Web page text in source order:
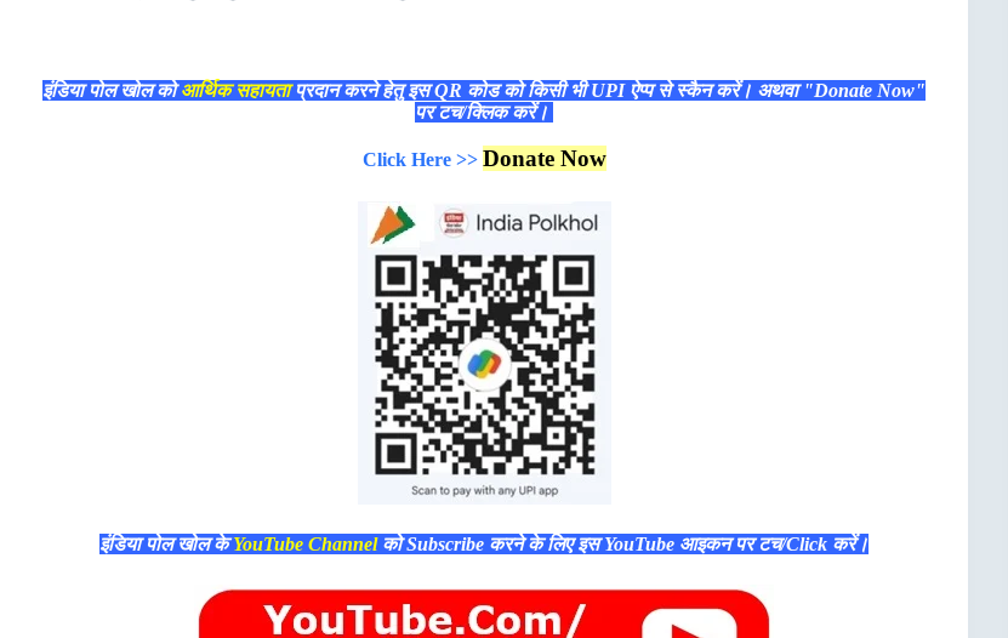
इंडिया पोल खोल कोआर्थिक सहायताप्रदान करने हेतु इस QR कोड को किसी भी UPI ऐप्प से स्कैन करें। अथवा "Donate Now"
पर टच/क्लिक करें।
Click Here >> Donate Now
इंडिया पोल खोल केYouTube Channelको Subscribe करने के लिए इस YouTube आइकन पर टच/Click करें।